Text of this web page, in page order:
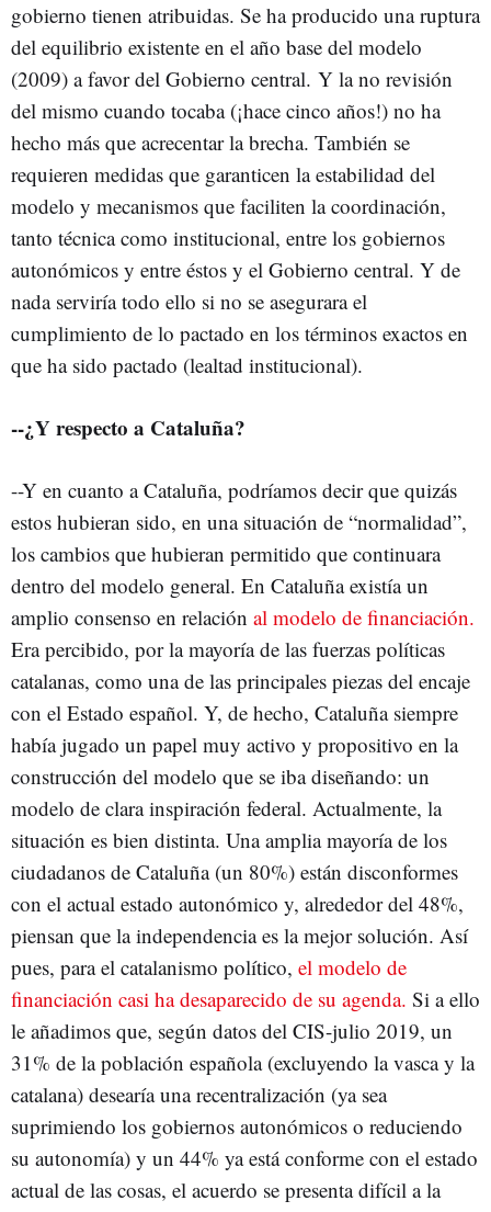
gobierno tienen atribuidas. Se ha producido una ruptura
del equilibrio existente en el año base del modelo
(2009) a favor del Gobierno central. Y la no revisión
del mismo cuando tocaba (¡hace cinco años!) no ha
hecho más que acrecentar la brecha. También se
requieren medidas que garanticen la estabilidad del
modelo y mecanismos que faciliten la coordinación,
tanto técnica como institucional, entre los gobiernos
autonómicos y entre éstos y el Gobierno central. Y de
nada serviría todo ello si no se asegurara el
cumplimiento de lo pactado en los términos exactos en
que ha sido pactado (lealtad institucional).
--¿Y respecto a Cataluña?
--Y en cuanto a Cataluña, podríamos decir que quizás
estos hubieran sido, en una situación de “normalidad”,
los cambios que hubieran permitido que continuara
dentro del modelo general. En Cataluña existía un
amplio consenso en relación al modelo de financiación.
Era percibido, por la mayoría de las fuerzas políticas
catalanas, como una de las principales piezas del encaje
con el Estado español. Y, de hecho, Cataluña siempre
había jugado un papel muy activo y propositivo en la
construcción del modelo que se iba diseñando: un
modelo de clara inspiración federal. Actualmente, la
situación es bien distinta. Una amplia mayoría de los
ciudadanos de Cataluña (un 80%) están disconformes
con el actual estado autonómico y, alrededor del 48%,
piensan que la independencia es la mejor solución. Así
pues, para el catalanismo político, el modelo de
financiación casi ha desaparecido de su agenda. Si a ello
le añadimos que, según datos del CIS-julio 2019, un
31% de la población española (excluyendo la vasca y la
catalana) desearía una recentralización (ya sea
suprimiendo los gobiernos autonómicos o reduciendo
su autonomía) y un 44% ya está conforme con el estado
actual de las cosas, el acuerdo se presenta difícil a la